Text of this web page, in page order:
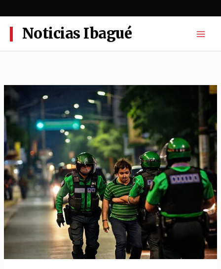
al
contenidoNoticias Ibagué